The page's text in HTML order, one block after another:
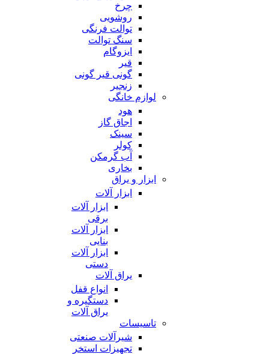
چرخ
روشویی
توالت فرنگی
سنگ توالت
ایزوگام
قیر
گونی قیر گونی
زنجیر
لوازم خانگی
هود
اجاق گاز
سینک
کولر
آب گرمکن
بخاری
ابزار و یراق
ابزار آلات
ابزار آلات
برقی
ابزار آلات
بنایی
ابزار آلات
دستی
یراق آلات
انواع قفل
دستگیره و
یراق آلات
تاسیسات
شیرآلات صنعتی
تجهیزات استخر